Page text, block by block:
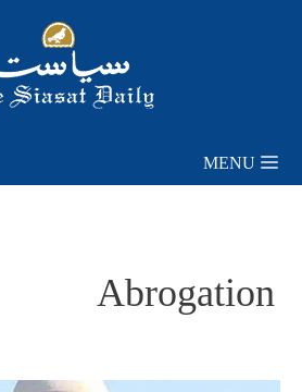
MENU
Abrogation